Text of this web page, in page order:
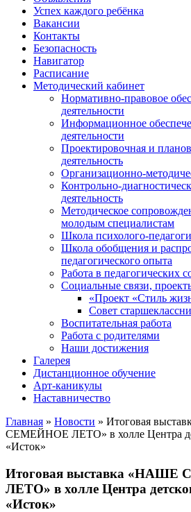
Успех каждого ребёнка
Вакансии
Контакты
Безопасность
Навигатор
Расписание
Методический кабинет
Нормативно-правовое
деятельности
Информационное
деятельности
Проектировочная и
деятельность
Организационно-
Контрольно-
деятельность
Методическое
молодым специалистам
Школа психолого-
Школа обобщения и
педагогического опыта
Работа в педагогических
Социальные связи,
«Проект «Стиль
Совет
Воспитательная работа
Работа с родителями
Наши достижения
Галерея
Дистанционное обучение
Арт-каникулы
Наставничество
Главная » Новости » Итоговая
СЕМЕЙНОЕ ЛЕТО» в холле Центра
«Исток»
Итоговая выставка
ЛЕТО» в холле Центра
«Исток»